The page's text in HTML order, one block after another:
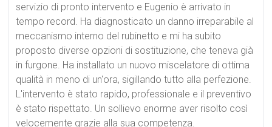
servizio di pronto intervento e Eugenio è arrivato in
tempo record. Ha diagnosticato un danno irreparabile al
meccanismo interno del rubinetto e mi ha subito
proposto diverse opzioni di sostituzione, che teneva già
in furgone. Ha installato un nuovo miscelatore di ottima
qualità in meno di un'ora, sigillando tutto alla perfezione.
L'intervento è stato rapido, professionale e il preventivo
è stato rispettato. Un sollievo enorme aver risolto così
velocemente grazie alla sua competenza.